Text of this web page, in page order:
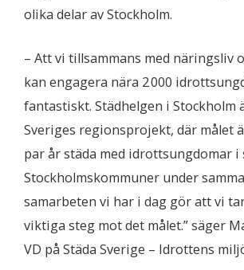
olika delar av Stockholm.
– Att vi tillsammans med näringsliv
kan engagera nära 2 000
fantastiskt. Städhelgen i Stockholm
Sveriges regionsprojekt, där målet
par år städa med idrottsungdomar i
Stockholmskommuner under
samarbeten vi har i dag gör att vi
viktiga steg mot det målet.” säger
VD på Städa Sverige – Idrottens